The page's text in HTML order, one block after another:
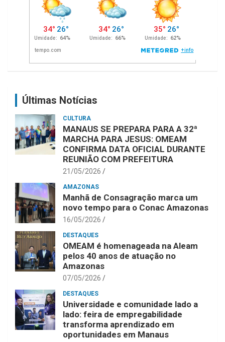
Últimas Notícias
CULTURA
MANAUS SE PREPARA PARA A 32ª
MARCHA PARA JESUS: OMEAM
CONFIRMA DATA OFICIAL DURANTE
REUNIÃO COM PREFEITURA
21/05/2026
AMAZONAS
Manhã de Consagração marca um
novo tempo para o Conac Amazonas
16/05/2026
DESTAQUES
OMEAM é homenageada na Aleam
pelos 40 anos de atuação no
Amazonas
07/05/2026
DESTAQUES
Universidade e comunidade lado a
lado: feira de empregabilidade
transforma aprendizado em
oportunidades em Manaus